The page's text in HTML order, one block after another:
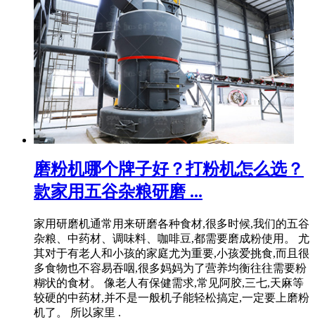
磨粉机哪个牌子好？打粉机怎么选？
款家用五谷杂粮研磨 ...
家用研磨机通常用来研磨各种食材,很多时候,我们的五谷
杂粮、中药材、调味料、咖啡豆,都需要磨成粉使用。 尤
其对于有老人和小孩的家庭尤为重要,小孩爱挑食,而且很
多食物也不容易吞咽,很多妈妈为了营养均衡往往需要粉
糊状的食材。 像老人有保健需求,常见阿胶,三七,天麻等
较硬的中药材,并不是一般机子能轻松搞定,一定要上磨粉
机了。 所以家里 .